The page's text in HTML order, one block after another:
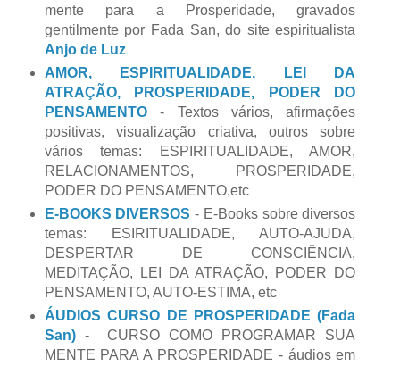
mente para a Prosperidade, gravados
gentilmente por Fada San, do site espiritualista
Anjo de Luz
AMOR, ESPIRITUALIDADE, LEI DA
ATRAÇÃO, PROSPERIDADE, PODER DO
PENSAMENTO- Textos vários, afirmações
positivas, visualização criativa, outros sobre
vários temas: ESPIRITUALIDADE, AMOR,
RELACIONAMENTOS, PROSPERIDADE,
PODER DO PENSAMENTO,etc
E-BOOKS DIVERSOS - E-Books sobre diversos
temas: ESIRITUALIDADE, AUTO-AJUDA,
DESPERTAR DE CONSCIÊNCIA,
MEDITAÇÃO, LEI DA ATRAÇÃO, PODER DO
PENSAMENTO, AUTO-ESTIMA, etc
ÁUDIOS CURSO DE PROSPERIDADE (Fada
San)- CURSO COMO PROGRAMAR SUA
MENTE PARA A PROSPERIDADE - áudios em